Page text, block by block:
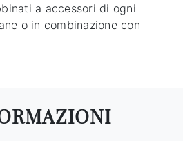
a accessori di ogni
o in combinazione con